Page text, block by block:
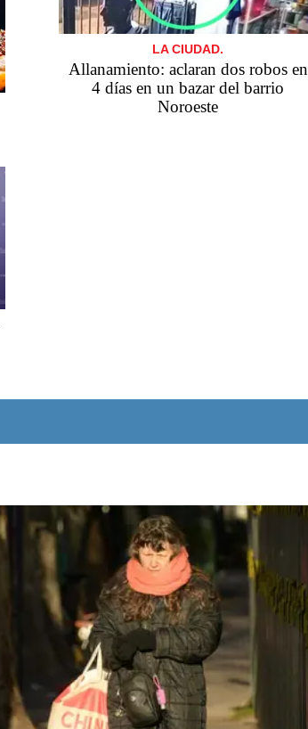
LA CIUDAD.
Allanamiento: aclaran dos robos en
4 días en un bazar del barrio
Noroeste